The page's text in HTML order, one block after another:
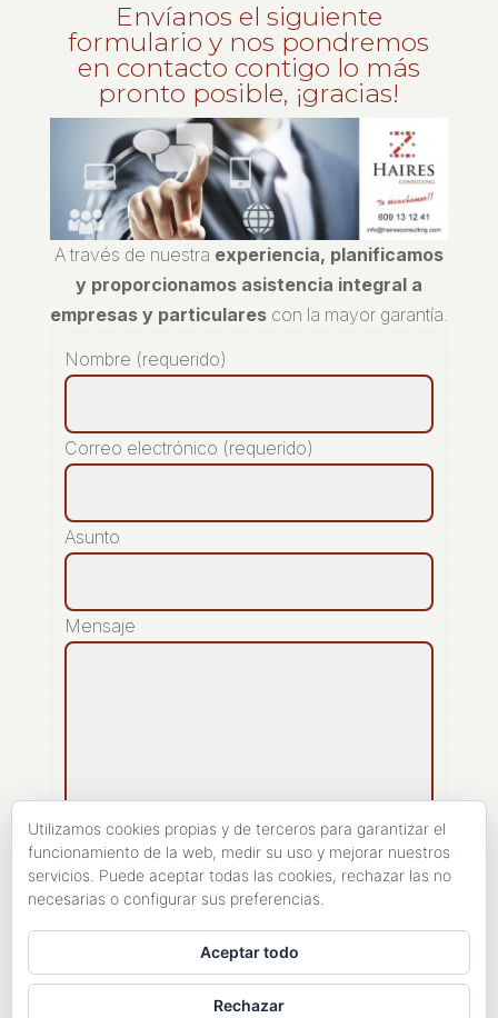
Envíanos el siguiente
formulario y nos pondremos
en contacto contigo lo más
pronto posible, ¡gracias!
A través de nuestra experiencia, planificamos
y proporcionamos asistencia integral a
empresas y particularescon la mayor garantía.
Nombre (requerido)
Correo electrónico (requerido)
Asunto
Mensaje
[recaptcha]
Utilizamos cookies propias y de terceros para garantizar el
funcionamiento de la web, medir su uso y mejorar nuestros
servicios. Puede aceptar todas las cookies, rechazar las no
necesarias o configurar sus preferencias.
Aceptar todo
Rechazar